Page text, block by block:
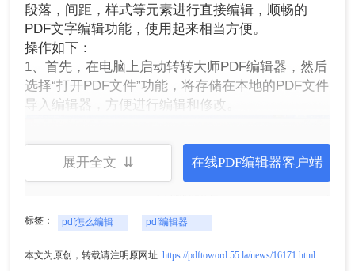
段落，间距，样式等元素进行直接编辑，顺畅的
PDF文字编辑功能，使用起来相当方便。
操作如下：
1、首先，在电脑上启动转转大师PDF编辑器，然后
选择“打开PDF文件”功能，将存储在本地的PDF文件
导入编辑器，方便进行编辑和修改。
展开全文 ⇊ 在线PDF编辑器客户端
标签： pdf怎么编辑 pdf编辑器
本文为原创，转载请注明原网址: https://pdftoword.55.la/news/16171.html